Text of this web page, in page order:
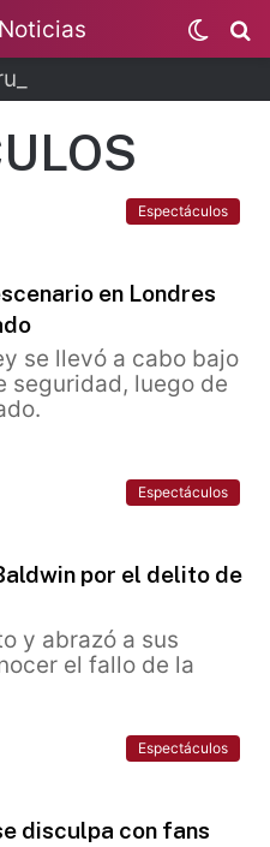
Switch
skin
Espectáculos
en Londres
se llevó a cabo bajo
seguridad, luego de
Espectáculos
por el delito de
y abrazó a sus
el fallo de la
Espectáculos
disculpa con fans